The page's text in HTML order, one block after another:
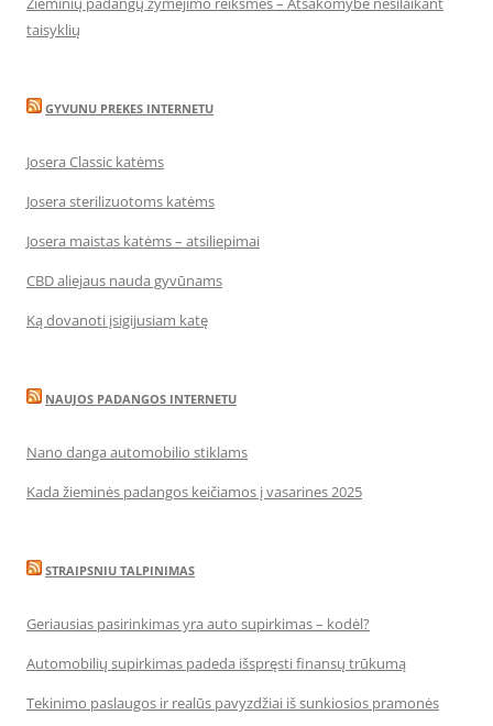
taisyklių
GYVUNU PREKES INTERNETU
Josera Classic katėms
Josera sterilizuotoms katėms
Josera maistas katėms – atsiliepimai
CBD aliejaus nauda gyvūnams
Ką dovanoti įsigijusiam katę
NAUJOS PADANGOS INTERNETU
Nano danga automobilio stiklams
Kada žieminės padangos keičiamos į vasarines 2025
STRAIPSNIU TALPINIMAS
Geriausias pasirinkimas yra auto supirkimas – kodėl?
Automobilių supirkimas padeda išspręsti finansų trūkumą
Tekinimo paslaugos ir realūs pavyzdžiai iš sunkiosios pramonės